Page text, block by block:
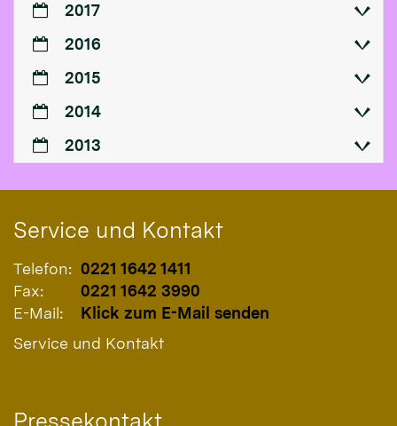
2017
2016
2015
2014
2013
Service und Kontakt
Telefon: 0221 1642 1411
Fax:
0221 1642 3990
E-Mail:
Klick zum E-Mail senden
Service und Kontakt